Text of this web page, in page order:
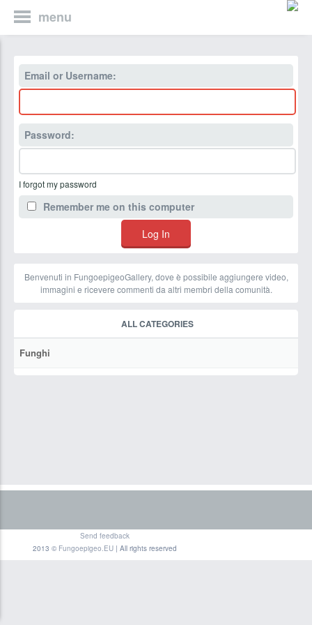
menu
Email or Username:
Password:
I forgot my password
Remember me on this computer
Benvenuti in FungoepigeoGallery, dove è possibile aggiungere video,
immagini e ricevere commenti da altri membri della comunità.
ALL CATEGORIES
Funghi
Send feedback
2013 © Fungoepigeo.EU| All rights reserved